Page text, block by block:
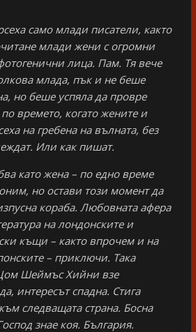
само млади писатели, както
млади жени с огромни
лица. Пам. Тя вече
млада, пък и не беше
но беше успяла да провре
по времето, когато жените и
на гребена на вълната, без
Или как пишат.
като жена – по едно време
но остави този момент да
кораба. Любовната афера
на лондонските и
къщи – както впрочем и на
– приключи. Така
Шеймъс Хийни взе
интересът спадна. Стига
следващата страна. Босна
знае коя. България.